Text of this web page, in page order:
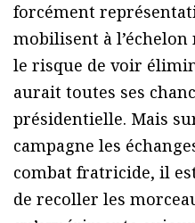
forcément
mobilisent à
le risque de voir
aurait toutes ses
présidentielle. Mais
campagne les
combat fratricide, il
de recoller les